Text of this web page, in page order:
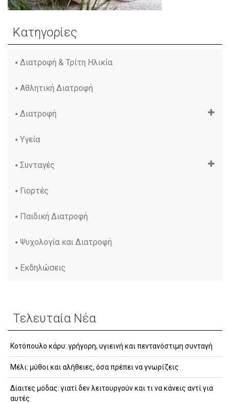
Κατηγορίες
Διατροφή & Τρίτη Ηλικία
Αθλητική Διατροφή
Διατροφή
Υγεία
Συνταγές
Γιορτές
Παιδική Διατροφή
Ψυχολογία και Διατροφή
Εκδηλώσεις
Τελευταία Νέα
Κοτόπουλο κάρυ: γρήγορη, υγιεινή και πεντανόστιμη συνταγή
Μέλι: μύθοι και αλήθειες, όσα πρέπει να γνωρίζεις
Δίαιτες μόδας: γιατί δεν λειτουργούν και τι να κάνεις αντί για
αυτές